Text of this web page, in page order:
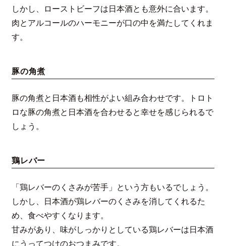
しかし、ローストビーフは日本酒とも意外に合います。
肉とアルコールのハーモニーが口の中を満たしてくれま
す。
豚の角煮
豚の角煮と日本酒も相性がよい組み合わせです。トロト
ロな豚の角煮と日本酒を合わせると幸せを感じられるで
しょう。
鶏レバー
「鶏レバーのくさみが苦手」という方もいるでしょう。
しかし、日本酒が鶏レバーのくさみを消してくれるた
め、食べやすくなります。
甘みがあり、味がしっかりとしている鶏レバーは日本酒
にうってつけのおつまみです。